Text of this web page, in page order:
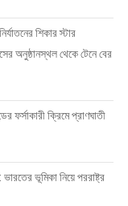
শিকার স্টার
অনুষ্ঠানস্থল থেকে টেনে বের
ফর্সাকারী ক্রিমে প্রাণঘাতী
ভারতের ভূমিকা নিয়ে পররাষ্ট্র